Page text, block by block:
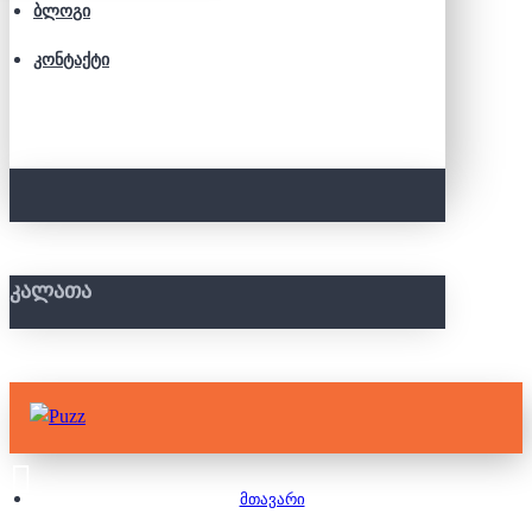
ᲑᲚᲝᲒᲘ
ᲙᲝᲜᲢᲐᲥᲢᲘ
ᲙᲐᲚᲐᲗᲐ
მთავარი